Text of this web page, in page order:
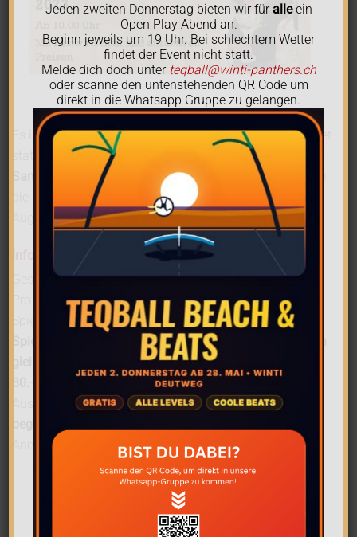
Es ist wieder so weit! Das 7. Winti Panthers Grümpi findet
statt. Geniesst Sommer, Sonne, Sand und Spass am
Samstag, 2. September 2023. Melde dich hierschnell an,
die Plätze sind begrenzt. Die Anmeldefrist ist der 20.
August 2023.
Gespielt wird mit vier Feldspielern und einem Torwart.
Pro Team müssenmindestens zwei Frauenauf dem
Spielfeld sein! Es dürfen neu maximaldrei lizenzierte
sein, jedochmaximal zwei davon
gleichzeitig auf dem Feld sein. DieStartgebühr von CHF
sind am Turniertag mitzubringen.
Aus Kapazitätsgründen ist das Turnierauf 16 Teams
Anmeldung berücksichtigt.
Beitragsnavigation
Aarau: Kein guter Fleck für die Panthers
Jeden zweiten Donnerstag bieten wir füralleein
Open Play Abend an.
Beginn jeweils um 19 Uhr. Bei schlechtem Wetter
findet der Event nicht statt.
Melde dich doch unter teqball@winti-panthers.ch
oder scanne den untenstehenden QR Code um
direkt in die Whatsapp Gruppe zu gelangen.